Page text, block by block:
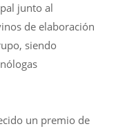
junto al
de elaboración
siendo
un premio de